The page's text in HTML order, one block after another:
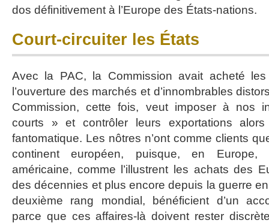
dos définitivement à l’Europe des États-nations.
Court-circuiter les États
Avec la PAC, la Commission avait acheté
l’ouverture des marchés et d’innombrables
Commission, cette fois, veut imposer à nos
courts » et contrôler leurs exportations
fantomatique. Les nôtres n’ont comme clients
continent européen, puisque, en Europe,
américaine, comme l’illustrent les achats des
des décennies et plus encore depuis la guerre
deuxième rang mondial, bénéficient d’un
parce que ces affaires-là doivent rester